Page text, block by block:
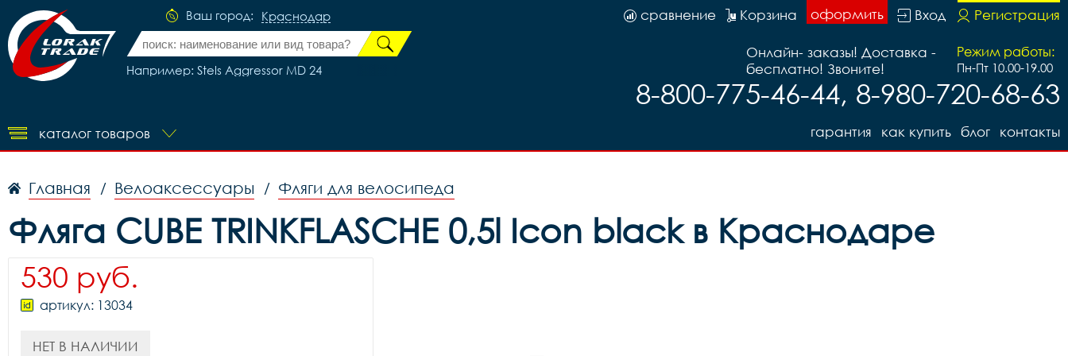
Ваш город: Краснодар
Например: Stels Aggressor MD 24
Регистрация
Вход
оформить
Корзина
сравнение
Режим работы:
Пн-Пт 10.00-19.00
Онлайн- заказы! Доставка -
бесплатно! Звоните!
8-800-775-46-44, 8-980-720-68-63
каталог товаров контакты
блог
как купить
гарантия
Главная / Велоаксессуары / Фляги для велосипеда
Фляга CUBE TRINKFLASCHE 0,5l Icon black в Краснодаре
530 руб.
артикул: 13034
НЕТ В НАЛИЧИИ